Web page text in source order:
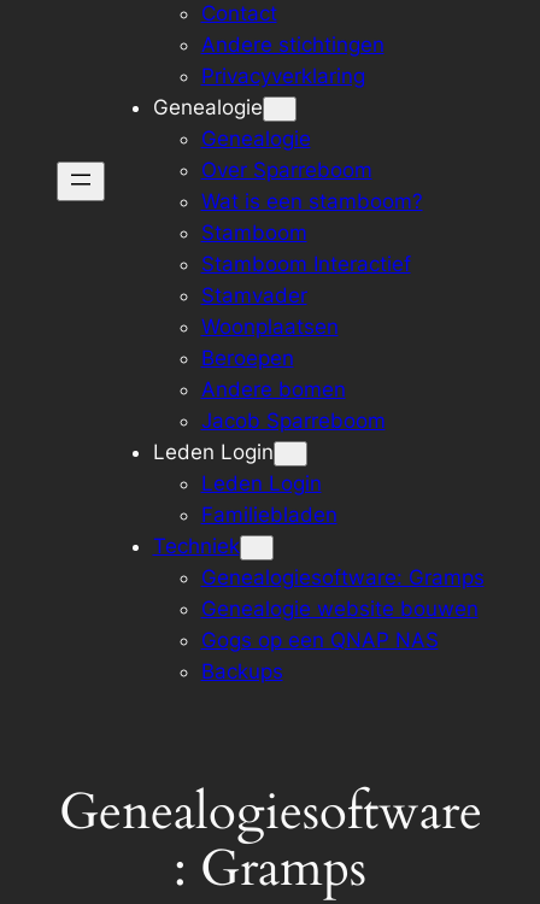
Contact
Andere stichtingen
Privacyverklaring
Genealogie
Genealogie
Over Sparreboom
Wat is een stamboom?
Stamboom
Stamboom Interactief
Stamvader
Woonplaatsen
Beroepen
Andere bomen
Jacob Sparreboom
Leden Login
Leden Login
Familiebladen
Techniek
Genealogiesoftware: Gramps
Genealogie website bouwen
Gogs op een QNAP NAS
Backups
Genealogiesoftware
: Gramps